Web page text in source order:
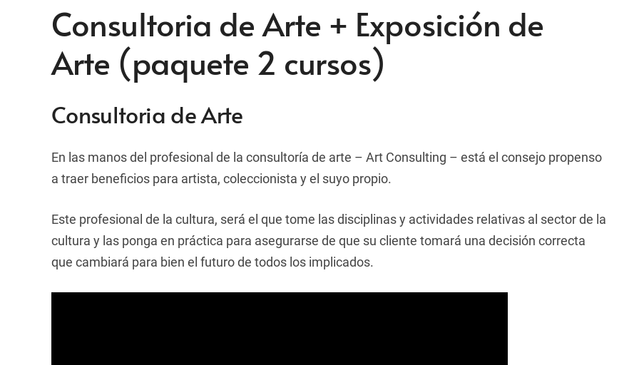
Consultoria de Arte + Exposición de
Arte (paquete 2 cursos)
Consultoria de Arte
En las manos del profesional de la consultoría de arte – Art Consulting – está el consejo propenso
a traer beneficios para artista, coleccionista y el suyo propio.
Este profesional de la cultura, será el que tome las disciplinas y actividades relativas al sector de la
cultura y las ponga en práctica para asegurarse de que su cliente tomará una decisión correcta
que cambiará para bien el futuro de todos los implicados.